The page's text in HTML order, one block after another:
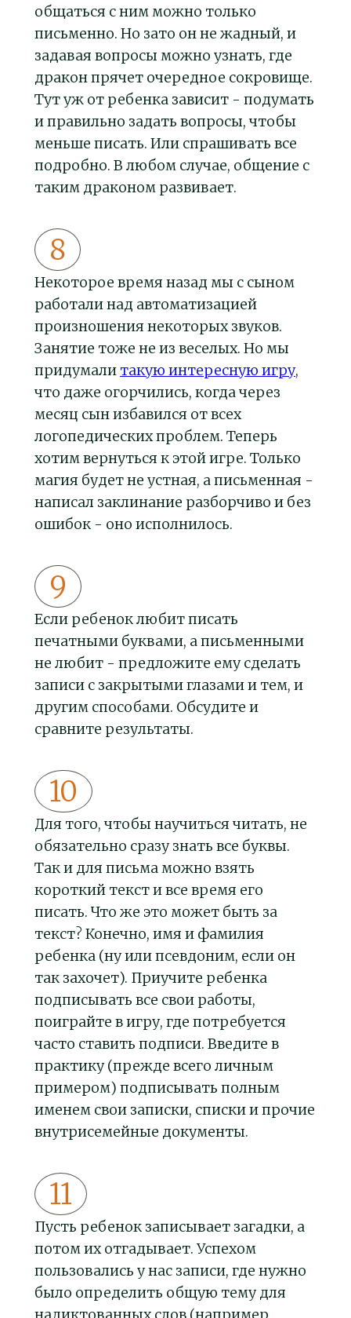
общаться с ним можно только
письменно. Но зато он не жадный, и
задавая вопросы можно узнать, где
дракон прячет очередное сокровище.
Тут уж от ребенка зависит - подумать
и правильно задать вопросы, чтобы
меньше писать. Или спрашивать все
подробно. В любом случае, общение с
таким драконом развивает.
Некоторое время назад мы с сыном
работали над автоматизацией
произношения некоторых звуков.
Занятие тоже не из веселых. Но мы
придумали такую интересную игру,
что даже огорчились, когда через
месяц сын избавился от всех
логопедических проблем. Теперь
хотим вернуться к этой игре. Только
магия будет не устная, а письменная -
написал заклинание разборчиво и без
ошибок - оно исполнилось.
Если ребенок любит писать
печатными буквами, а письменными
не любит - предложите ему сделать
записи с закрытыми глазами и тем, и
другим способами. Обсудите и
сравните результаты.
Для того, чтобы научиться читать, не
обязательно сразу знать все буквы.
Так и для письма можно взять
короткий текст и все время его
писать. Что же это может быть за
текст? Конечно, имя и фамилия
ребенка (ну или псевдоним, если он
так захочет). Приучите ребенка
подписывать все свои работы,
поиграйте в игру, где потребуется
часто ставить подписи. Введите в
практику (прежде всего личным
примером) подписывать полным
именем свои записки, списки и прочие
внутрисемейные документы.
Пусть ребенок записывает загадки, а
потом их отгадывает. Успехом
пользовались у нас записи, где нужно
было определить общую тему для